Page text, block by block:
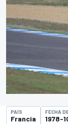
PAÍS
Francia
FECHA
1978-